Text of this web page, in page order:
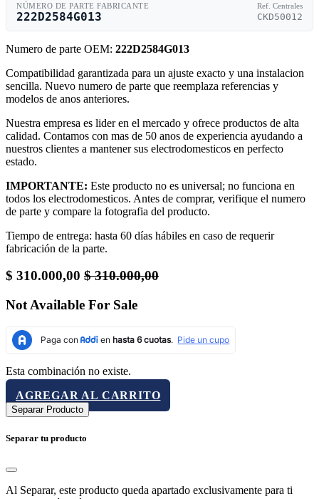
NÚMERO DE PARTE FABRICANTE
222D2584G013
Ref. Centrales
CKD50012
Numero de parte OEM: 222D2584G013
Compatibilidad garantizada para un ajuste exacto y una instalacion
sencilla. Nuevo numero de parte que reemplaza referencias y
modelos de anos anteriores.
Nuestra empresa es lider en el mercado y ofrece productos de alta
calidad. Contamos con mas de 50 anos de experiencia ayudando a
nuestros clientes a mantener sus electrodomesticos en perfecto
estado.
IMPORTANTE: Este producto no es universal; no funciona en
todos los electrodomesticos. Antes de comprar, verifique el numero
de parte y compare la fotografia del producto.
Tiempo de entrega: hasta 60 días hábiles en caso de requerir
fabricación de la parte.
$ 310.000,00 $310.000,00
Not Available For Sale
Esta combinación no existe.
AGREGAR AL CARRITO
Separar Producto
Separar tu producto
Al Separar, este producto queda apartado exclusivamente para ti